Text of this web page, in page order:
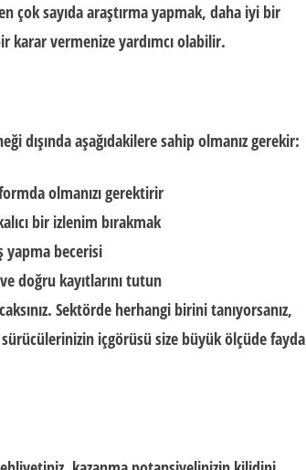
çok sayıda araştırma yapmak, daha iyi bir
karar vermenize yardımcı olabilir.
dışında aşağıdakilere sahip olmanız gerekir:
olmanızı gerektirir
bir izlenim bırakmak
yapma becerisi
doğru kayıtlarını tutun
Sektörde herhangi birini tanıyorsanız,
içgörüsü size büyük ölçüde fayda